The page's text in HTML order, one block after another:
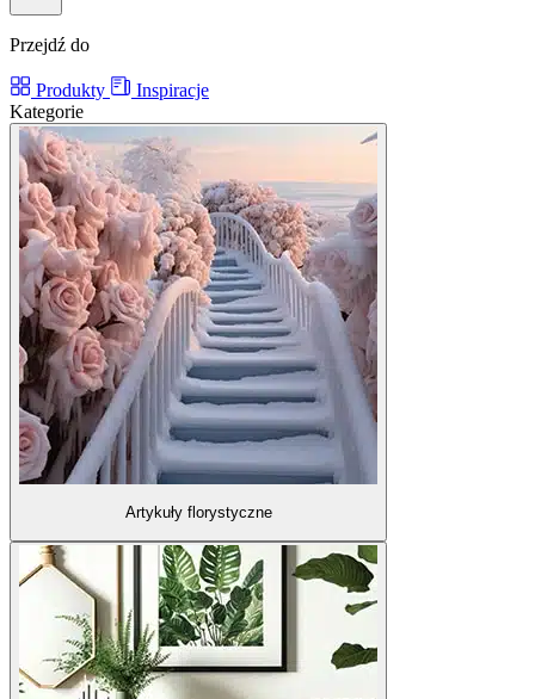
Przejdź do
Produkty
Inspiracje
Kategorie
Artykuły florystyczne